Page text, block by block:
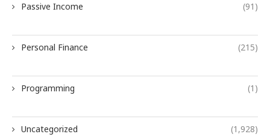
Passive Income (91)
Personal Finance (215)
Programming (1)
Uncategorized (1,928)